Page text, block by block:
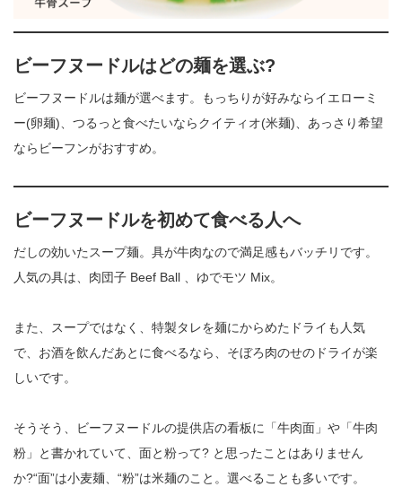
ビーフヌードルはどの麺を選ぶ?
ビーフヌードルは麺が選べます。もっちりが好みならイエローミ
ー(卵麺)、つるっと食べたいならクイティオ(米麺)、あっさり希望
ならビーフンがおすすめ。
ビーフヌードルを初めて食べる人へ
だしの効いたスープ麺。具が牛肉なので満足感もバッチリです。
人気の具は、肉団子 Beef Ball 、ゆでモツ Mix。
また、スープではなく、特製タレを麺にからめたドライも人気
で、お酒を飲んだあとに食べるなら、そぼろ肉のせのドライが楽
しいです。
そうそう、ビーフヌードルの提供店の看板に「牛肉面」や「牛肉
粉」と書かれていて、面と粉って? と思ったことはありません
か?“面”は小麦麺、“粉”は米麺のこと。選べることも多いです。